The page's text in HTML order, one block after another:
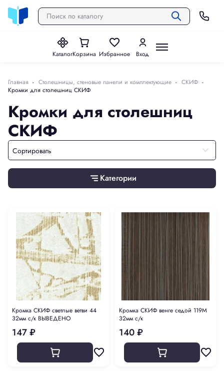
КаталогКорзина Избранное Вход
Главная Столешницы, стеновые панели и комплектующие
СКИФ
Кромки для столешниц СКИФ
Кромки для столешниц
СКИФ
Сортировать
Категории
Кромка СКИФ светлые ветви 44
32мм с/к ВЫВЕДЕНО
147 ₽
Кромка СКИФ венге седой 119М
32мм с/к
140 ₽